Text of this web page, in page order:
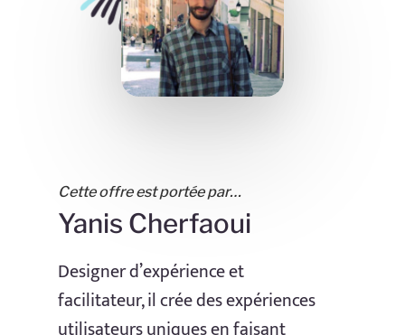
Cette offre est portée par…
Yanis Cherfaoui
Designer d’expérience et
facilitateur, il crée des expériences